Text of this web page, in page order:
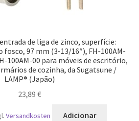
de liga de zinco, superfície:
fosco, 97 mm (3-13/16″), FH-100AM-
100AM-00 para móveis de escritório,
de cozinha, da Sugatsune /
LAMP® (Japão)
23,89 €
Versandkosten Adicionar